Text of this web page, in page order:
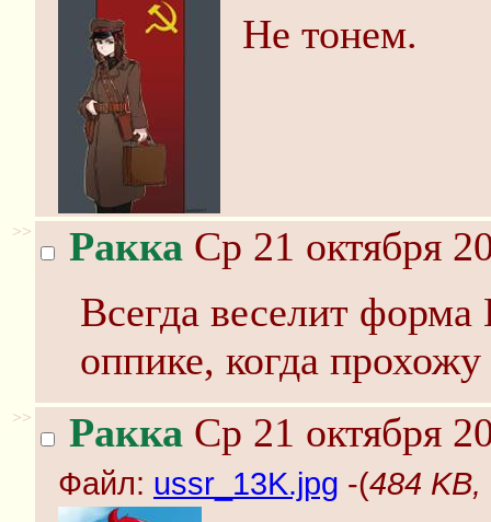
Не тонем.
>> Ракка Ср 21 октября
Всегда веселит
оппике, когда
>> Ракка Ср 21 октября
Файл: ussr_13K.jpg -(484 KB,